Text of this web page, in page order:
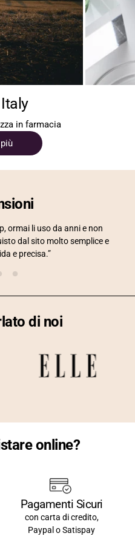
in farmacia
ormai li uso da anni e non
dal sito molto semplice e
e precisa.”
di noi
online?
Pagamenti Sicuri
con carta di credito,
Paypal o Satispay